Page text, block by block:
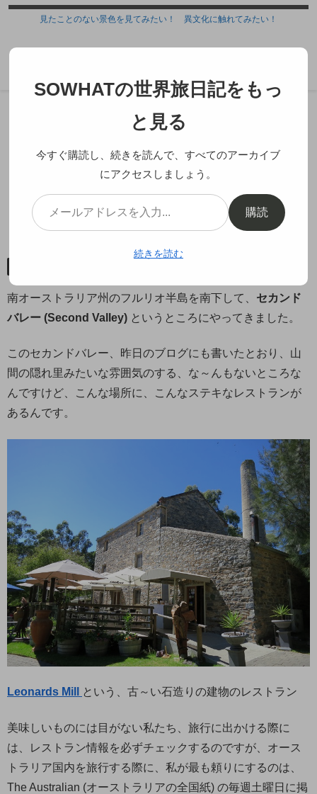
見たことのない景色を見てみたい！ 異文化に触れてみたい！
オーストラリア
隠れ里での極上ランチ @
Leonards Mill
南オーストラリア州のフルリオ半島を南下して、 セカンド
バレー (Second Valley) というところにやってきました。
このセカンドバレー、昨日のブログにも書いたとおり、山
間の隠れ里みたいな雰囲気のする、な～んもないところな
んですけど、こんな場所に、こんなステキなレストランが
あるんです。
Leonards Mill という、古～い石造りの建物のレストラン
美味しいものには目がない私たち、旅行に出かける際に
は、レストラン情報を必ずチェックするのですが、オース
トラリア国内を旅行する際に、私が最も頼りにするのは、
The Australian (オーストラリアの全国紙) の毎週土曜日に掲
SOWHATの世界旅日記をもっ
と見る
今すぐ購読し、続きを読んで、すべてのアーカイブ
にアクセスしましょう。
購読
続きを読む